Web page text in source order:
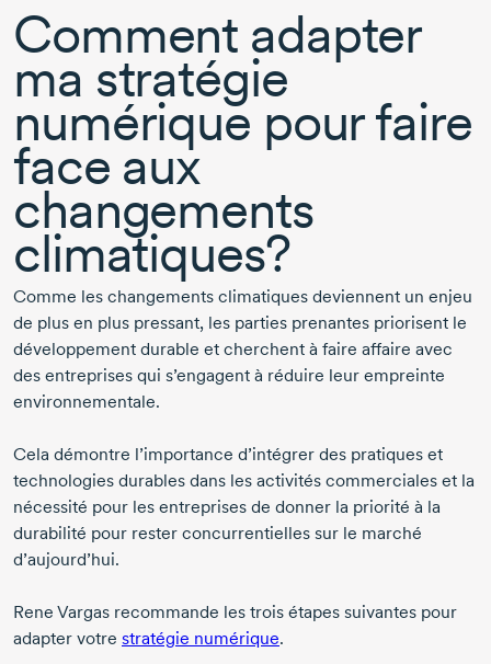
Comment adapter
ma stratégie
numérique pour faire
face aux
changements
climatiques?
Comme les changements climatiques deviennent un enjeu
de plus en plus pressant, les parties prenantes priorisent le
développement durable et cherchent à faire affaire avec
des entreprises qui s’engagent à réduire leur empreinte
environnementale.
Cela démontre l’importance d’intégrer des pratiques et
technologies durables dans les activités commerciales et la
nécessité pour les entreprises de donner la priorité à la
durabilité pour rester concurrentielles sur le marché
d’aujourd’hui.
Rene Vargas recommande les trois étapes suivantes pour
adapter votre stratégie numérique.